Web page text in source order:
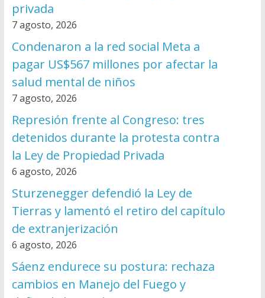
privada
7 agosto, 2026
Condenaron a la red social Meta a
pagar US$567 millones por afectar la
salud mental de niños
7 agosto, 2026
Represión frente al Congreso: tres
detenidos durante la protesta contra
la Ley de Propiedad Privada
6 agosto, 2026
Sturzenegger defendió la Ley de
Tierras y lamentó el retiro del capítulo
de extranjerización
6 agosto, 2026
Sáenz endurece su postura: rechaza
cambios en Manejo del Fuego y